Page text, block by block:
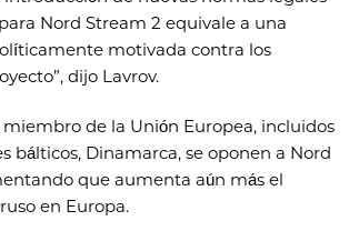
Nord Stream 2 equivale a una
motivada contra los
dijo Lavrov.
de la Unión Europea, incluidos
bálticos, Dinamarca, se oponen a Nord
que aumenta aún más el
en Europa.